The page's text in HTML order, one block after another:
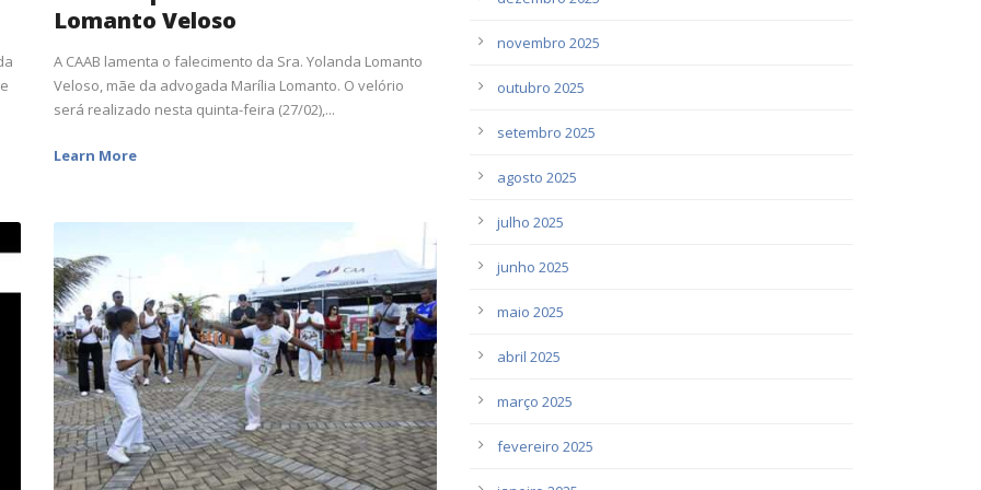
Lomanto Veloso
A CAAB lamenta o falecimento da Sra. Yolanda Lomanto
Veloso, mãe da advogada Marília Lomanto. O velório
será realizado nesta quinta-feira (27/02),...
Learn More
novembro 2025
outubro 2025
setembro 2025
agosto 2025
julho 2025
junho 2025
maio 2025
abril 2025
março 2025
fevereiro 2025